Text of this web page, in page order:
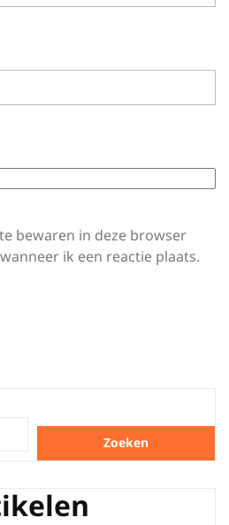
bewaren in deze browser
ik een reactie plaats.
Zoeken